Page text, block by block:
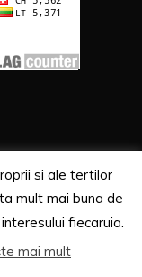
Recent News
si ale tertilor
mult mai buna de
fiecaruia.
mai mult